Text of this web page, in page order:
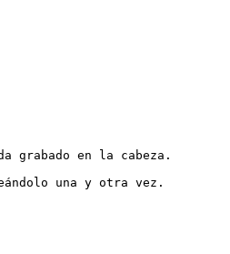
grabado en la cabeza.
una y otra vez.